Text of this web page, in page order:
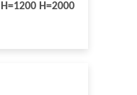
H=2000